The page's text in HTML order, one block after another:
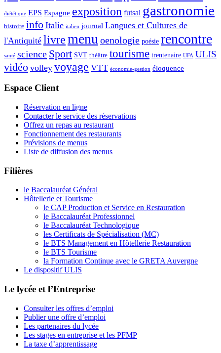
diététique EPS Espagne exposition futsal gastronomie
histoire info Italie italien journal Langues et Cultures de
l'Antiquité livremenu oenologie poésie rencontre
santé science Sport SVT théâtre tourisme trentenaire UFA ULIS
vidéo volley voyage VTT économie-gestion éloquence
Espace Client
Réservation en ligne
Contacter le service des réservations
Offrez un repas au restaurant
Fonctionnement des restaurants
Prévisions de menus
Liste de diffusion des menus
Filières
le Baccalauréat Général
Hôtellerie et Tourisme
le CAP Production et Service en Restauration
le Baccalauréat Professionnel
le Baccalauréat Technologique
les Certificats de Spécialisation (MC)
le BTS Management en Hôtellerie Restauration
le BTS Tourisme
la Formation Continue avec le GRETA Auvergne
Le dispositif ULIS
Le lycée et l’Entreprise
Consulter les offres d’emploi
Publier une offre d’emploi
Les partenaires du lycée
Les stages en entreprise et les PFMP
La taxe d’apprentissage